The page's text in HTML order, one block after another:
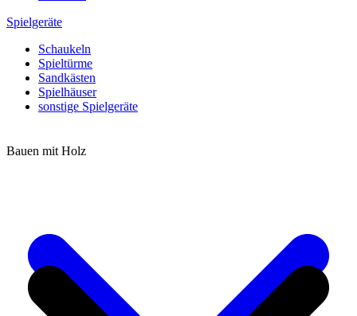
Spielgeräte
Schaukeln
Spieltürme
Sandkästen
Spielhäuser
sonstige Spielgeräte
Bauen mit Holz